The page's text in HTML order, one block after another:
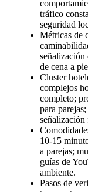
tráfico
seguridad
Métricas de
señalización
de cena a
Cluster
complejos
completo;
para
señalización
10-15
a parejas;
guías de
ambiente.
Pasos de